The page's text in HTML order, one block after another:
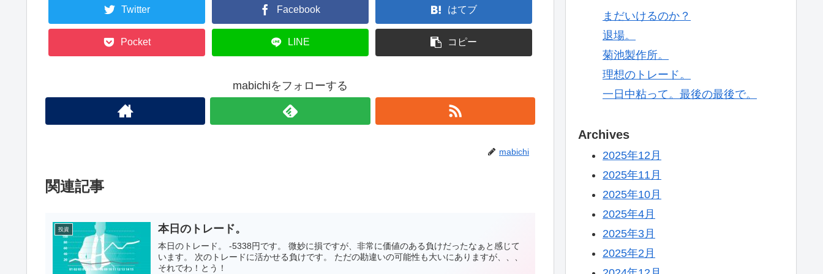
Twitter Facebook はてブ
Pocket LINE コピー
mabichiをフォローする
mabichi
関連記事
投資 本日のトレード。
本日のトレード。 -5338円です。 微妙に損ですが、非常に価値のある負けだったなぁと感じて
います。 次のトレードに活かせる負けです。 ただの勘違いの可能性も大いにありますが、、、
それでわ！とう！
まだいけるのか？
退場。
菊池製作所。
理想のトレード。
一日中粘って。最後の最後で。
Archives
2025年12月
2025年11月
2025年10月
2025年4月
2025年3月
2025年2月